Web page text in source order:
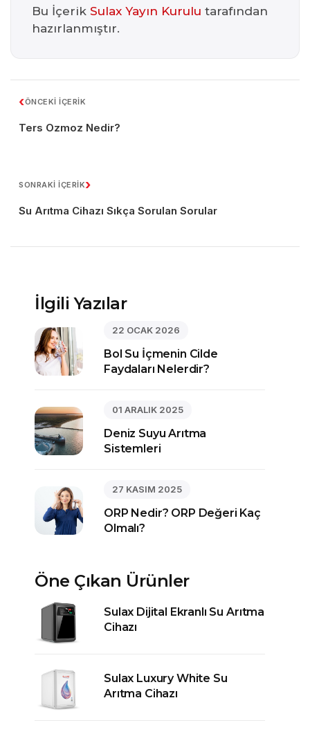
Bu İçerik Sulax Yayın Kurulu tarafından
hazırlanmıştır.
‹ÖNCEKİ İÇERİK
Ters Ozmoz Nedir?
SONRAKİ İÇERİK›
Su Arıtma Cihazı Sıkça Sorulan Sorular
İlgili Yazılar
22 OCAK 2026
Bol Su İçmenin Cilde
Faydaları Nelerdir?
01 ARALIK 2025
Deniz Suyu Arıtma
Sistemleri
27 KASIM 2025
ORP Nedir? ORP Değeri Kaç
Olmalı?
Öne Çıkan Ürünler
Sulax Dijital Ekranlı Su Arıtma
Cihazı
Sulax Luxury White Su
Arıtma Cihazı